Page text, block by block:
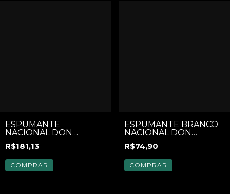
ESPUMANTE
NACIONAL DON
GUERINO LUMEN
ROSE 750ML
R$181,13
COMPRAR
ESPUMANTE BRANCO
NACIONAL DON
GUERINO MOSCATEL
750 ML
R$74,90
COMPRAR